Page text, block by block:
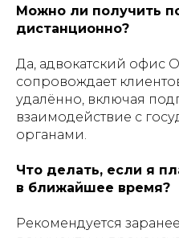
Можно ли получить
дистанционно?
Да, адвокатский офис
сопровождает
удалённо, включая
взаимодействие с
органами.
Что делать, если я
в ближайшее время?
Рекомендуется